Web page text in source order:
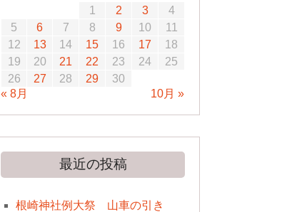
1 2 3
4
5
6 7 8 9 10
11
12
13 14 15 16 17
18
19
20 21 22 23 24
25
26
27 28 29
30
« 8月
10月 »
最近の投稿
根崎神社例大祭 山車の引き